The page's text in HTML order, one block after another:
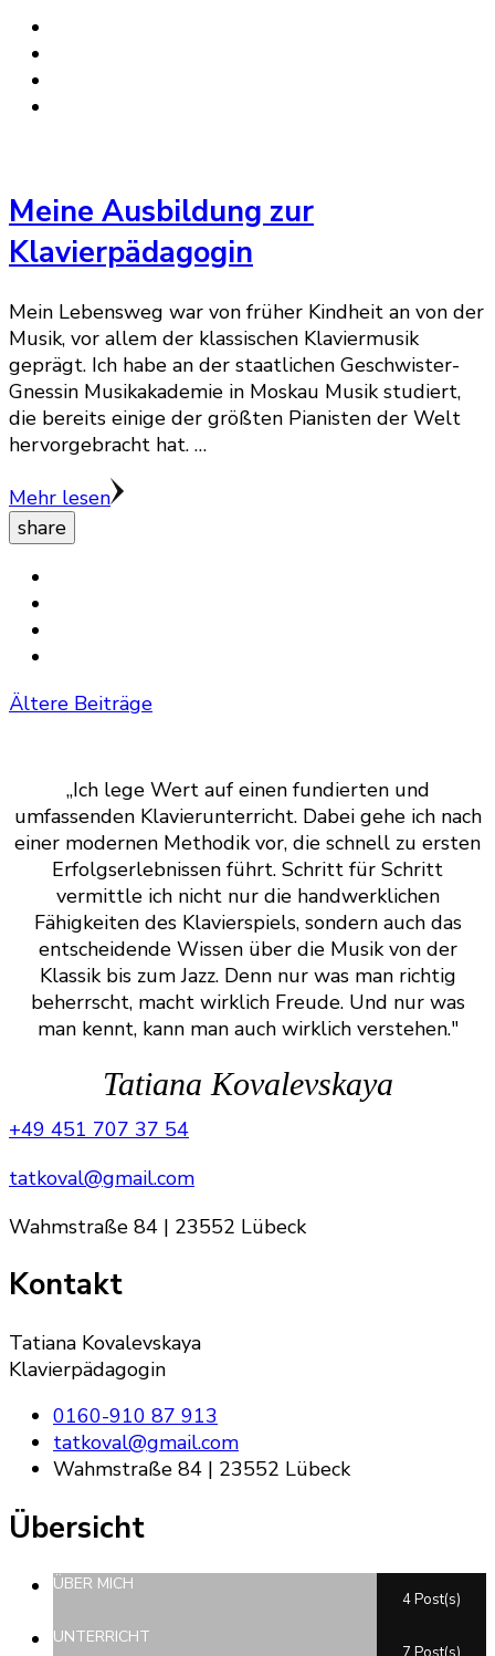
Meine Ausbildung zur
Klavierpädagogin
Mein Lebensweg war von früher Kindheit an von der
Musik, vor allem der klassischen Klaviermusik
geprägt. Ich habe an der staatlichen Geschwister-
Gnessin Musikakademie in Moskau Musik studiert,
die bereits einige der größten Pianisten der Welt
hervorgebracht hat. …
Mehr lesen
share
Beitragsnavigation
Ältere Beiträge
,,Ich lege Wert auf einen fundierten und
umfassenden Klavierunterricht. Dabei gehe ich nach
einer modernen Methodik vor, die schnell zu ersten
Erfolgserlebnissen führt. Schritt für Schritt
vermittle ich nicht nur die handwerklichen
Fähigkeiten des Klavierspiels, sondern auch das
entscheidende Wissen über die Musik von der
Klassik bis zum Jazz. Denn nur was man richtig
beherrscht, macht wirklich Freude. Und nur was
man kennt, kann man auch wirklich verstehen."
Tatiana Kovalevskaya
+49 451 707 37 54
tatkoval@gmail.com
Wahmstraße 84 | 23552 Lübeck
Kontakt
Tatiana Kovalevskaya
Klavierpädagogin
0160-910 87 913
tatkoval@gmail.com
Wahmstraße 84 | 23552 Lübeck
Übersicht
ÜBER MICH
4 Post(s)
UNTERRICHT